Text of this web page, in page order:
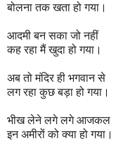
बोलना तक खता हो गया।
आदमी बन सका जो नहीं
कह रहा मैं खुदा हो गया।
अब तो मंदिर ही भगवान से
लग रहा कुछ बड़ा हो गया।
भीख लेने लगे लगे आजकल
इन अमीरों को क्या हो गया।